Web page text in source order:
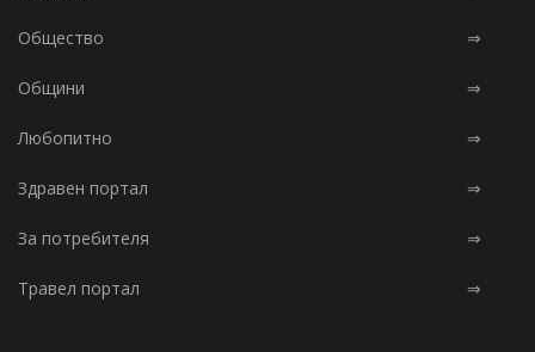
Общество ⇒
Общини ⇒
Любопитно ⇒
Здравен портал ⇒
За потребителя ⇒
Травел портал ⇒